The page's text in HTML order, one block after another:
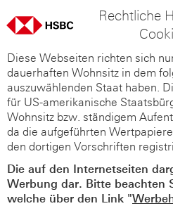
Rechtliche
Diese Webseiten richten sich
dauerhaften Wohnsitz in dem
auszuwählenden Staat haben.
für US-amerikanische
Wohnsitz bzw. ständigem
da die aufgeführten
den dortigen Vorschriften
Die auf den Internetseiten
Werbung dar. Bitte beachten
welche über den Link "